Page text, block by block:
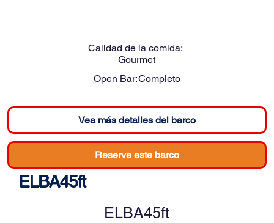
Calidad de la comida:
Gourmet
Open Bar:Completo
Vea más detalles del barco
Reserve este barco
ELBA45ft
ELBA45ft